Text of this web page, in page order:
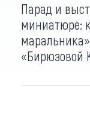
Парад и
миниатюре:
«Бирюзовой